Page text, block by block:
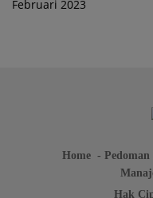
Februari 2023
Home
Hak